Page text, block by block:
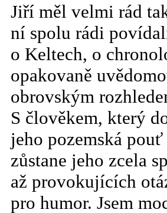
Jiří měl velmi rád
ní spolu rádi
o Keltech, o
opakovaně
obrovským
S člověkem, který
jeho pozemská
zůstane jeho zcela
až provokujících
pro humor. Jsem